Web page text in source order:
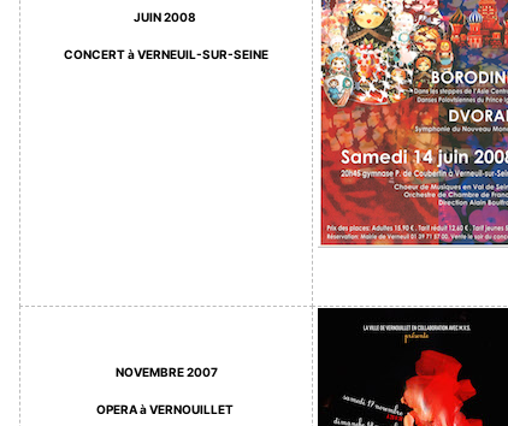
JUIN 2008
CONCERT à VERNEUIL-SUR-SEINE
NOVEMBRE 2007
OPERA à VERNOUILLET